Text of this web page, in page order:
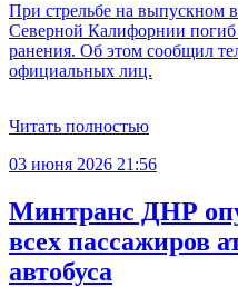
При стрельбе на выпускном
Северной Калифорнии погиб
ранения. Об этом сообщил
официальных лиц.
Читать полностью
03 июня 2026 21:56
Минтранс ДНР
всех пассажиров
автобуса